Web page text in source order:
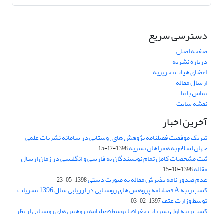
دسترسی سریع
صفحه اصلی
درباره نشریه
اعضای هیات تحریریه
ارسال مقاله
تماس با ما
نقشه سایت
آخرین اخبار
تبریک موفقیت فصلنامه پژوهش های روستایی در سامانه نشریات علمی
جهان اسلام به همراهان نشریه1398-12-15
ثبت مشخصات کامل تمام نویسندگان به فارسی و انگلیسی در زمان ارسال
مقاله1398-10-15
عدم صدور نامه پذیرش مقاله به صورت دستی1398-05-23
کسب رتبه A فصلنامه پژوهش های روستایی در ارزیابی سال 1396 نشریات
توسط وزارت عتف1397-02-03
کسب رتبه اول نشریات جغرافیا توسط فصلنامه پژوهش های روستایی از نظر